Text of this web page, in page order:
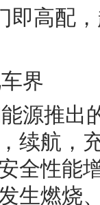
界
源推出
续航，
全性能
生燃烧